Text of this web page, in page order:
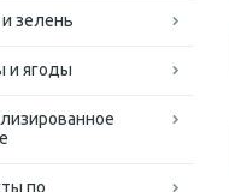
зелень
и ягоды
по